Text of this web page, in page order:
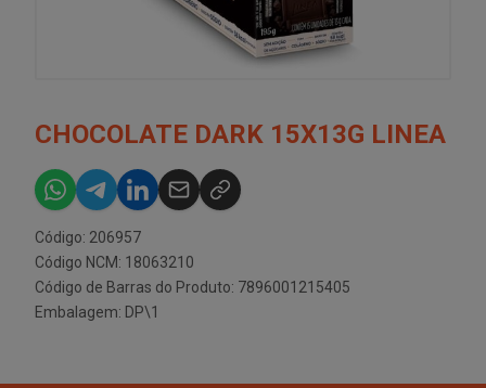
CHOCOLATE DARK 15X13G LINEA
Código: 206957
Código NCM: 18063210
Código de Barras do Produto: 7896001215405
Embalagem: DP\1